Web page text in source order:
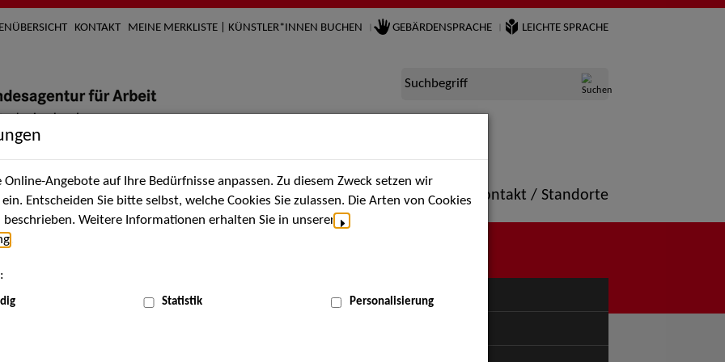
KONTAKT MEINE MERKLISTE | KÜNSTLER*INNEN BUCHEN GEBÄRDENSPRACHE LEICHTE SPRACHE
Suchbegriff
Künstler*innen Über uns Aktuelles Termine Portfolio Kontakt / Standorte
MENÜ
Angebote auf Ihre Bedürfnisse anpassen. Zu diesem Zweck setzen wir
Entscheiden Sie bitte selbst, welche Cookies Sie zulassen. Die Arten von Cookies
Weitere Informationen erhalten Sie in unserer
Statistik Personalisierung